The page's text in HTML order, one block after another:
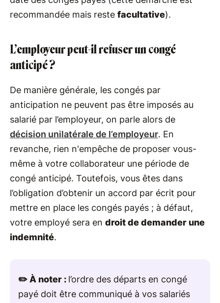
recommandée mais reste facultative).
L’employeur peut-il refuser un congé
anticipé ?
De manière générale, les congés par
anticipation ne peuvent pas être imposés au
salarié par l’employeur, on parle alors de
décision unilatérale de l’employeur. En
revanche, rien n'empêche de proposer vous-
même à votre collaborateur une période de
congé anticipé. Toutefois, vous êtes dans
l’obligation d’obtenir un accord par écrit pour
mettre en place les congés payés ; à défaut,
votre employé sera en droit de demander une
indemnité.
✏️ À noter : l’ordre des départs en congé
payé doit être communiqué à vos salariés